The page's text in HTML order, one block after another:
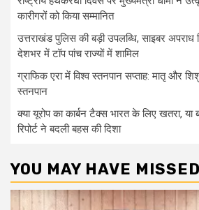
कारीगरों को किया सम्मानित
उत्तराखंड पुलिस की बड़ी उपलब्धि, साइबर
देशभर में टॉप पांच राज्यों में शामिल
ग्राफिक एरा में विश्व स्तनपान सप्ताह: मातृ और
स्तनपान
क्या यूरोप का कार्बन टैक्स भारत के लिए खतरा,
रिपोर्ट ने बदली बहस की दिशा
YOU MAY HAVE MISSED